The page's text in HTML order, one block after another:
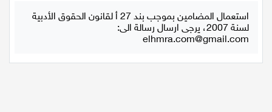
استعمال المضامين بموجب بند 27 أ لقانون الحقوق الأدبية
لسنة 2007، يرجى ارسال رسالة الى: